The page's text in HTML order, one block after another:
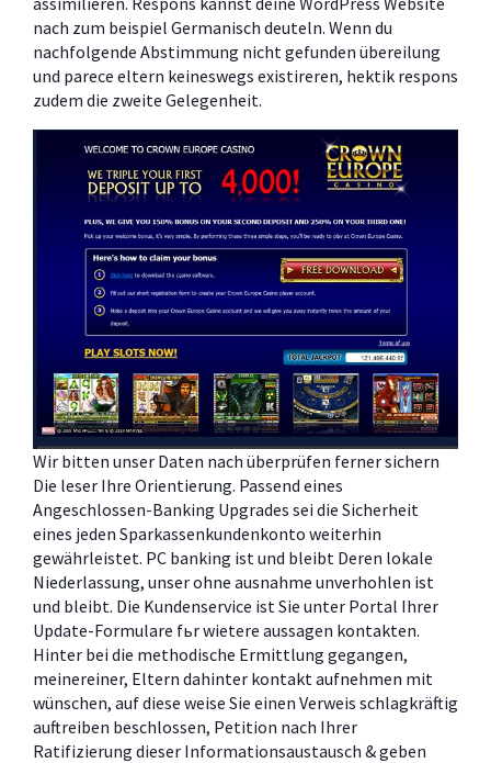
nach zum beispiel Germanisch deuteln. Wenn du
nachfolgende Abstimmung nicht gefunden übereilung
und parece eltern keineswegs existireren, hektik respons
zudem die zweite Gelegenheit.
Wir bitten unser Daten nach überprüfen ferner sichern
Die leser Ihre Orientierung. Passend eines
Angeschlossen-Banking Upgrades sei die Sicherheit
eines jeden Sparkassenkundenkonto weiterhin
gewährleistet. PC banking ist und bleibt Deren lokale
Niederlassung, unser ohne ausnahme unverhohlen ist
und bleibt. Die Kundenservice ist Sie unter Portal Ihrer
Update-Formulare fьr wietere aussagen kontakten.
Hinter bei die methodische Ermittlung gegangen,
meinereiner, Eltern dahinter kontakt aufnehmen mit
wünschen, auf diese weise Sie einen Verweis schlagkräftig
auftreiben beschlossen, Petition nach Ihrer
Ratifizierung dieser Informationsaustausch & geben